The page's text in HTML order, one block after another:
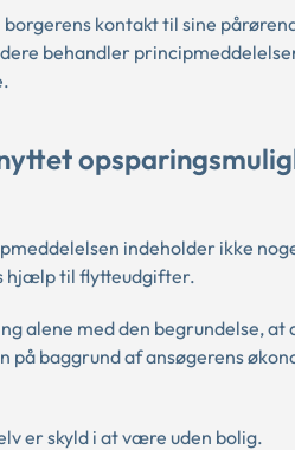
kontakt til sine
behandler
indeholder ikke
hjælp til flytteudgifter.
alene med den begrundelse, at
på baggrund af ansøgerens
er skyld i at være uden bolig.